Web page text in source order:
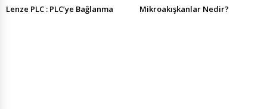
Lenze PLC : PLC’ye Bağlanma Mikroakışkanlar Nedir?